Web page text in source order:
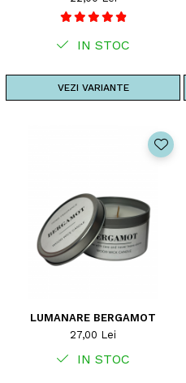
IN STOC
VEZI VARIANTE
LUMANARE BERGAMOT
27,00 Lei
IN STOC